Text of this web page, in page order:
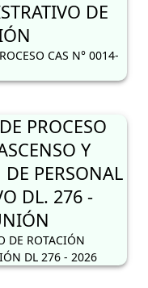
DE
CAS N° 0014-
PROCESO
Y
PERSONAL
DL. 276 -
DE ROTACIÓN
DL 276 - 2026